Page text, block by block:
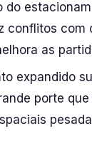
do
conflitos com
as
expandido
porte